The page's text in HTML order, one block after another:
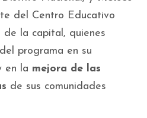
del Centro Educativo
la capital, quienes
programa en su
en la mejora de las
de sus comunidades